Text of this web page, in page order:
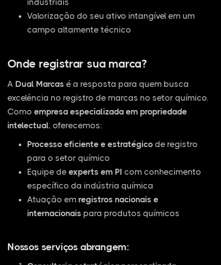
Valorização do seu ativo intangível em um
campo altamente técnico
Onde registrar sua marca?
A Dual Marcas é a resposta para quem busca
excelência no registro de marcas no setor químico.
Como empresa especializada em propriedade
intelectual, oferecemos:
Processo eficiente e estratégico de registro
para o setor químico
Equipe de experts em PI com conhecimento
específico da indústria química
Atuação em registros nacionais e
internacionais para produtos químicos
Nossos serviços abrangem: